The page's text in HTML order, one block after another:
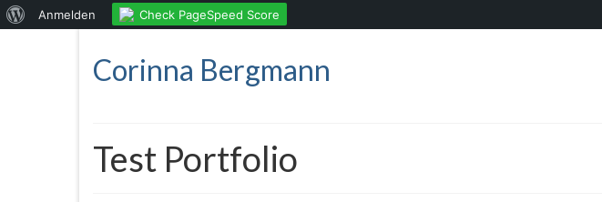
Über
Anmelden
Check PageSpeed Score
Corinna Bergmann
Test Portfolio